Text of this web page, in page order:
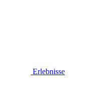
Erlebnisse